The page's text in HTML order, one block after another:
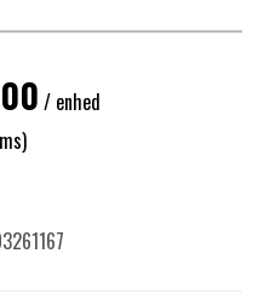
/ enhed